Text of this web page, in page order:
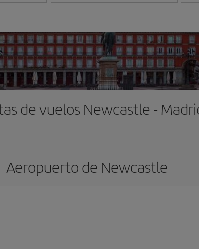
de vuelos Newcastle -
Aeropuerto de Newcastle